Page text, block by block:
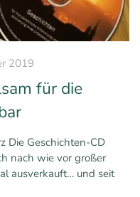
2019
für die
Die Geschichten-CD
nach wie vor großer
ausverkauft… und seit